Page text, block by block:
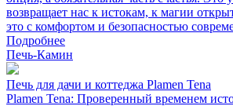
возвращает нас к истокам, к магии
это с комфортом и безопасностью
Подробнее
Печь-Камин
Печь для дачи и коттеджа Plamen Tena
Plamen Tena: Проверенный временем